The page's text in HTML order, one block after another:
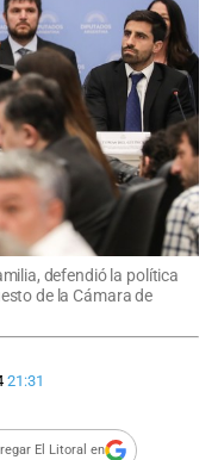
defendió la política
de la Cámara de
21:31
El Litoral en